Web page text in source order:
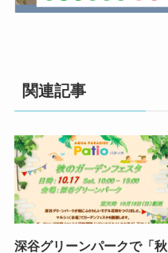
関連記事
深谷グリーンパークで「秋